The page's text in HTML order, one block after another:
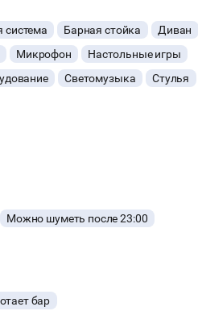
полотенца!
если этот лофт занят, наш менеджер
система Барная стойка
Диван
Микрофон
Настольные игры
Светомузыка
Стулья
Можно шуметь после 23:00
бар